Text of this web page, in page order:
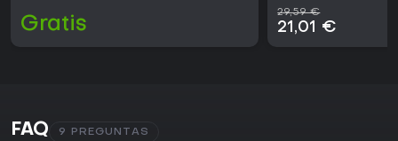
Gratis
29,59 €
21,01 €
FAQ 9 PREGUNTAS